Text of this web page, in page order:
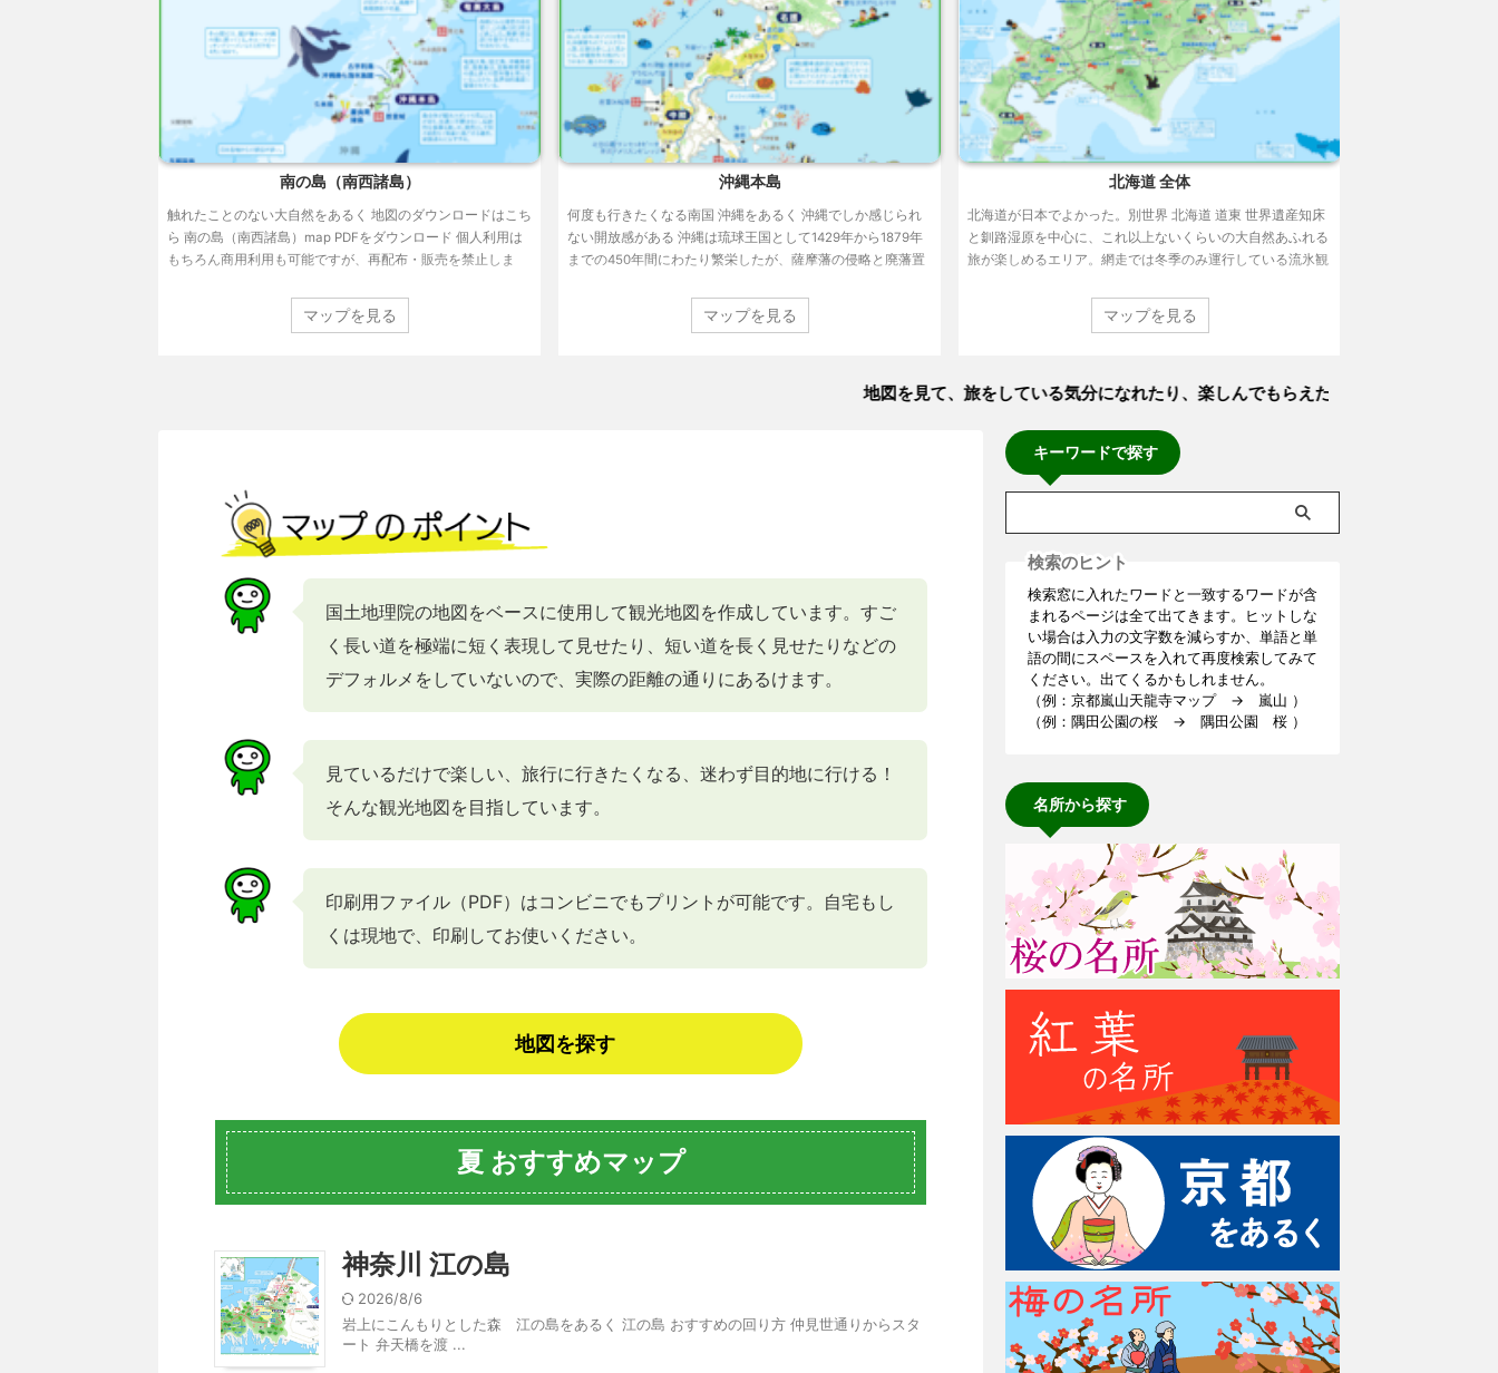
南の島（南西諸島）
触れたことのない大自然をあるく 地図のダウンロードはこち
ら 南の島（南西諸島）map PDFをダウンロード 個人利用は
もちろん商用利用も可能ですが、再配布・販売を禁止しま
マップを見る
沖縄本島
何度も行きたくなる南国 沖縄をあるく 沖縄でしか感じられ
ない開放感がある 沖縄は琉球王国として1429年から1879年
までの450年間にわたり繁栄したが、薩摩藩の侵略と廃藩置
動の時代は続き、第二次世界大戦末期には連合軍に上陸さ
れ、民間人を巻き込む悲惨な地上戦が行われている。 沖縄を
嶽（うたき）と呼ばれる祈りの場など。もちろん近代化され
マップを見る
北海道 全体
北海道が日本でよかった。別世界 北海道 道東 世界遺産知床
と釧路湿原を中心に、これ以上ないくらいの大自然あふれる
旅が楽しめるエリア。網走では冬季のみ運行している流氷観
く様を見ることができ、それは不思議で楽しい。並んで飛ん
でいるかもめに餌でもあげたくなる。 網走監獄の見学も時間
わかりつつ尊敬の念を持ってしまう。 知床峠（11月から翌年
マップを見る
地図を見て、旅をしている気分になれたり、楽しんでもらえたらうれしいです。
国土地理院の地図をベースに使用して観光地図を作成しています。すご
く長い道を極端に短く表現して見せたり、短い道を長く見せたりなどの
デフォルメをしていないので、実際の距離の通りにあるけます。
見ているだけで楽しい、旅行に行きたくなる、迷わず目的地に行ける！
そんな観光地図を目指しています。
印刷用ファイル（PDF）はコンビニでもプリントが可能です。自宅もし
くは現地で、印刷してお使いください。
地図を探す
夏 おすすめマップ
神奈川 江の島
2026/8/6
岩上にこんもりとした森 江の島をあるく 江の島 おすすめの回り方 仲見世通りからスタ
ート 弁天橋を渡 ...
キーワードで探す
検索のヒント
検索窓に入れたワードと一致するワードが含
まれるページは全て出てきます。ヒットしな
い場合は入力の文字数を減らすか、単語と単
語の間にスペースを入れて再度検索してみて
ください。出てくるかもしれません。
（例：京都嵐山天龍寺マップ → 嵐山 ）
（例：隅田公園の桜 → 隅田公園 桜 ）
名所から探す